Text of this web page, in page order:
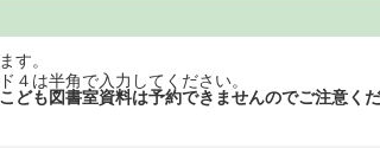
す。
４は半角で入力してください。
も図書室資料は予約できませんのでご注意くだ